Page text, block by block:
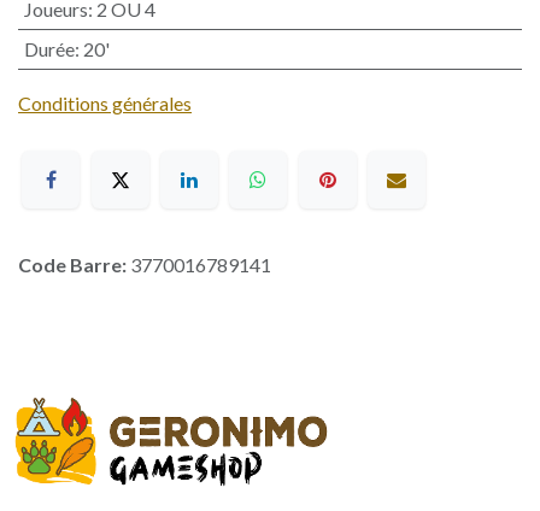
Joueurs: 2 OU 4
Durée: 20'
Conditions générales
Code Barre: 3770016789141